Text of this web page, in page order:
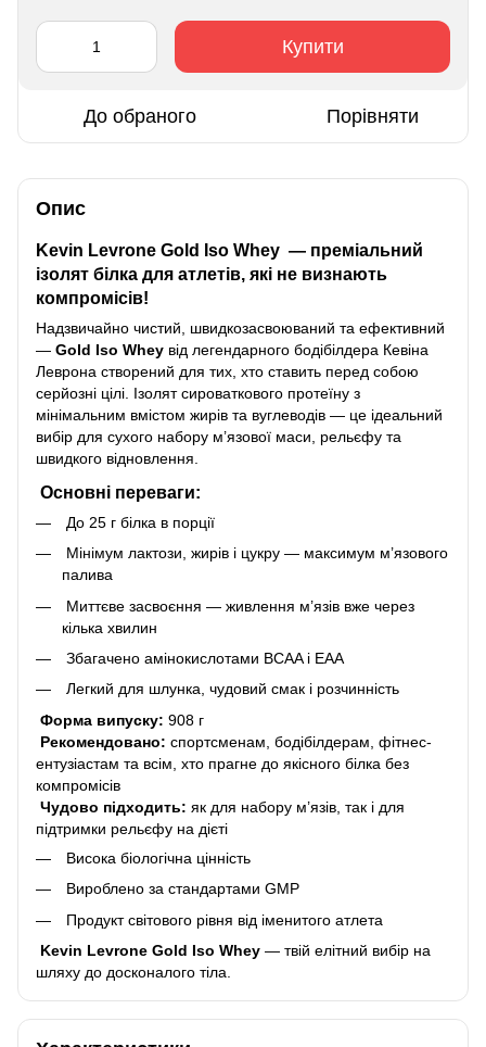
Купити
До обраного Порівняти
Опис
Kevin Levrone Gold Iso Whey — преміальний
ізолят білка для атлетів, які не визнають
компромісів!
Надзвичайно чистий, швидкозасвоюваний та ефективний
— Gold Iso Whey від легендарного бодібілдера Кевіна
Леврона створений для тих, хто ставить перед собою
серйозні цілі. Ізолят сироваткового протеїну з
мінімальним вмістом жирів та вуглеводів — це ідеальний
вибір для сухого набору м’язової маси, рельєфу та
швидкого відновлення.
Основні переваги:
До 25 г білка в порції
Мінімум лактози, жирів і цукру — максимум м’язового
палива
Миттєве засвоєння — живлення м’язів вже через
кілька хвилин
Збагачено амінокислотами BCAA і EAA
Легкий для шлунка, чудовий смак і розчинність
Форма випуску: 908 г
Рекомендовано: спортсменам, бодібілдерам, фітнес-
ентузіастам та всім, хто прагне до якісного білка без
компромісів
Чудово підходить: як для набору м’язів, так і для
підтримки рельєфу на дієті
Висока біологічна цінність
Вироблено за стандартами GMP
Продукт світового рівня від іменитого атлета
Kevin Levrone Gold Iso Whey — твій елітний вибір на
шляху до досконалого тіла.